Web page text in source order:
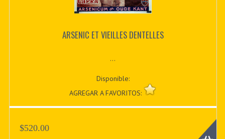
ARSENIC ET VIEILLES DENTELLES
...
Disponible:
AGREGAR A FAVORITOS:
$520.00